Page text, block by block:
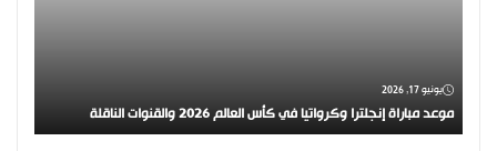
يونيو 17, 2026
موعد مباراة إنجلترا وكرواتيا في كأس العالم 2026 والقنوات الناقلة